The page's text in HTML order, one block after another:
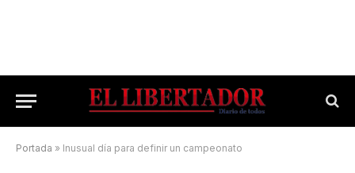
Portada » Inusual día para definir un campeonato